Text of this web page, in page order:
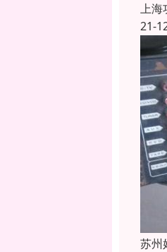
上海
21-
苏州